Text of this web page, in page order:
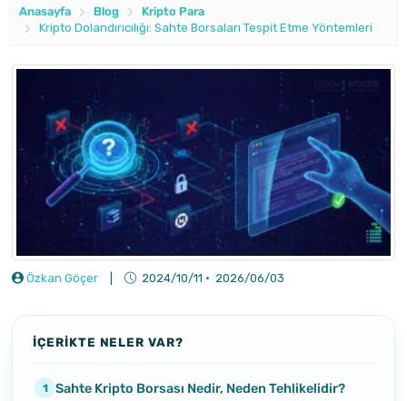
Anasayfa Blog
Kripto Para
Kripto Dolandırıcılığı: Sahte Borsaları Tespit Etme Yöntemleri
Özkan Göçer 2024/10/11 · 2026/06/03
İÇERİKTE NELER VAR?
Sahte Kripto Borsası Nedir, Neden Tehlikelidir?